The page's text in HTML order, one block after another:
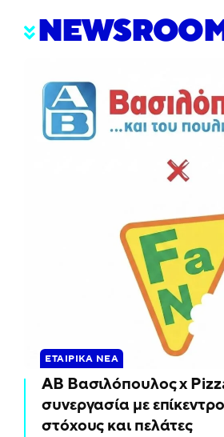
ΕΤΑΙΡΙΚΆ ΝΈΑ
ΑΒ Βασιλόπουλος x
συνεργασία με
στόχους και πελάτες